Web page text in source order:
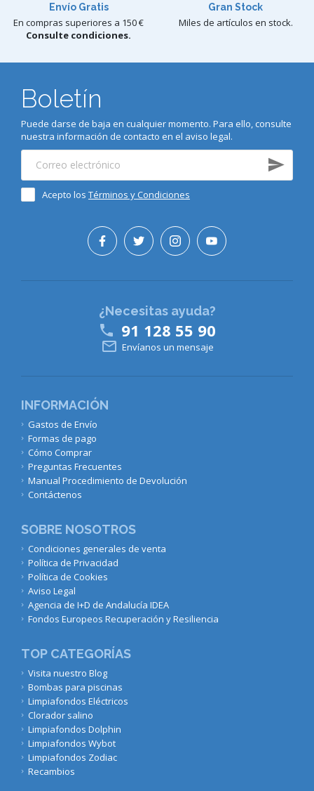
Envío Gratis
En compras superiores a 150 €
Consulte condiciones.
Gran Stock
Miles de artículos en stock.
Boletín
Puede darse de baja en cualquier momento. Para ello, consulte
nuestra información de contacto en el aviso legal.
Acepto los Términos y Condiciones
INFORMACIÓN
Gastos de Envío
Formas de pago
Cómo Comprar
Preguntas Frecuentes
Manual Procedimiento de Devolución
Contáctenos
SOBRE NOSOTROS
Condiciones generales de venta
Política de Privacidad
Política de Cookies
Aviso Legal
Agencia de I+D de Andalucía IDEA
Fondos Europeos Recuperación y Resiliencia
TOP CATEGORÍAS
Visita nuestro Blog
Bombas para piscinas
Limpiafondos Eléctricos
Clorador salino
Limpiafondos Dolphin
Limpiafondos Wybot
Limpiafondos Zodiac
Recambios
¿Necesitas ayuda?
 91 128 55 90
 Envíanos un mensaje